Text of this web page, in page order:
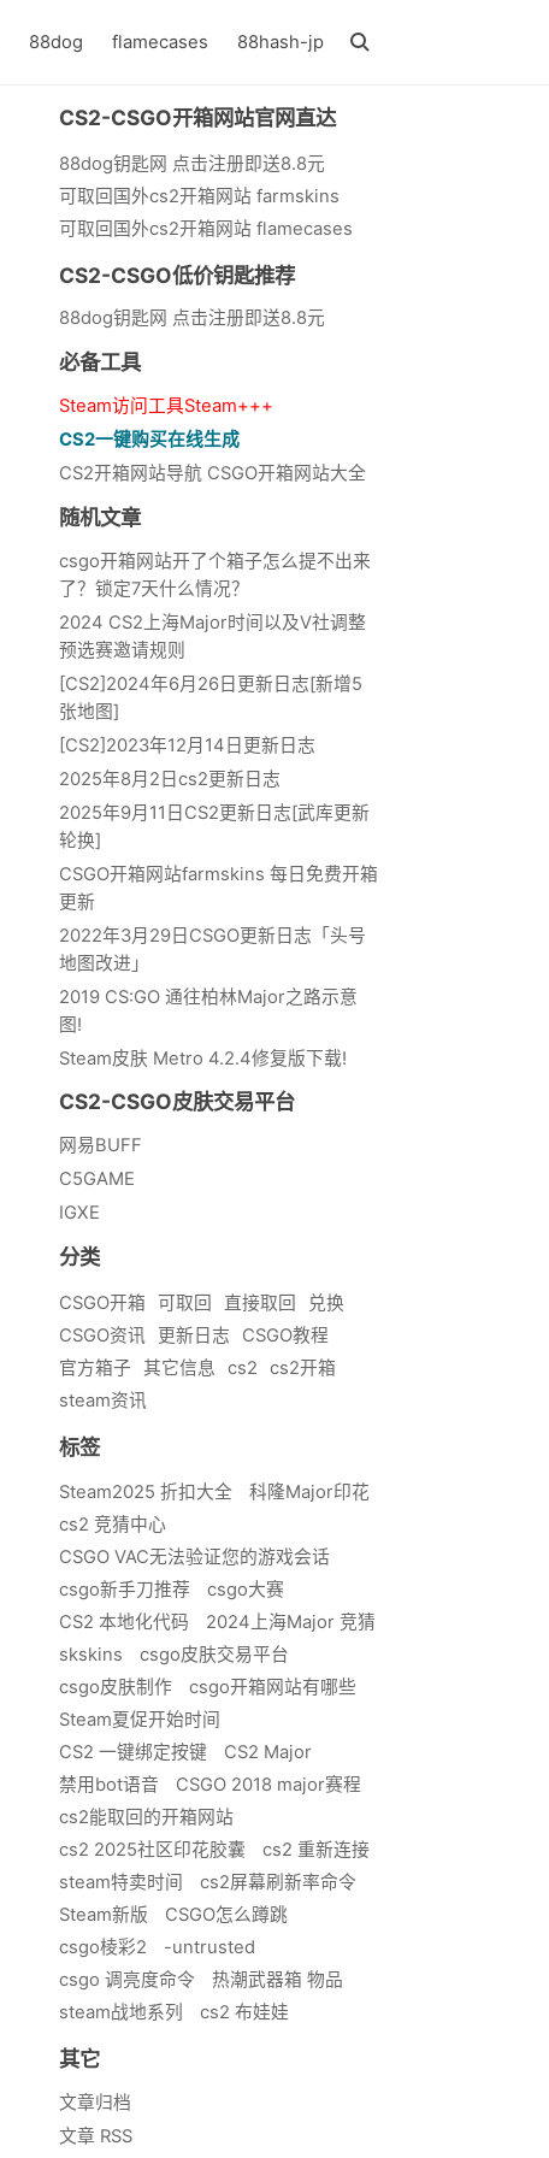
88dog flamecases 88hash-jp
CS2-CSGO开箱网站官网直达
88dog钥匙网 点击注册即送8.8元
可取回国外cs2开箱网站 farmskins
可取回国外cs2开箱网站 flamecases
CS2-CSGO低价钥匙推荐
88dog钥匙网 点击注册即送8.8元
必备工具
Steam访问工具Steam+++
CS2一键购买在线生成
CS2开箱网站导航 CSGO开箱网站大全
随机文章
csgo开箱网站开了个箱子怎么提不出来
了？锁定7天什么情况？
2024 CS2上海Major时间以及V社调整
预选赛邀请规则
[CS2]2024年6月26日更新日志[新增5
张地图]
[CS2]2023年12月14日更新日志
2025年8月2日cs2更新日志
2025年9月11日CS2更新日志[武库更新
轮换]
CSGO开箱网站farmskins 每日免费开箱
更新
2022年3月29日CSGO更新日志「头号
地图改进」
2019 CS:GO 通往柏林Major之路示意
图!
Steam皮肤 Metro 4.2.4修复版下载!
CS2-CSGO皮肤交易平台
网易BUFF
C5GAME
IGXE
分类
CSGO开箱 可取回 直接取回
兑换
CSGO资讯
更新日志
CSGO教程
官方箱子
其它信息 cs2
cs2开箱
steam资讯
标签
Steam2025 折扣大全
科隆Major印花
cs2 竞猜中心
CSGO VAC无法验证您的游戏会话
csgo新手刀推荐
csgo大赛
CS2 本地化代码
2024上海Major 竞猜
skskins
csgo皮肤交易平台
csgo皮肤制作
csgo开箱网站有哪些
Steam夏促开始时间
CS2 一键绑定按键
CS2 Major
禁用bot语音
CSGO 2018 major赛程
cs2能取回的开箱网站
cs2 2025社区印花胶囊
cs2 重新连接
steam特卖时间
cs2屏幕刷新率命令
Steam新版
CSGO怎么蹲跳
csgo棱彩2
-untrusted
csgo 调亮度命令
热潮武器箱 物品
steam战地系列
cs2 布娃娃
其它
文章归档
文章 RSS